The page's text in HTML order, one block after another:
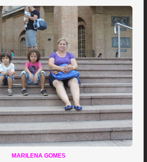
MARILENA GOMES